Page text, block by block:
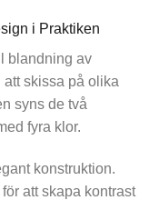
i Praktiken
blandning av
skissa på olika
syns de två
fyra klor.
konstruktion.
att skapa kontrast